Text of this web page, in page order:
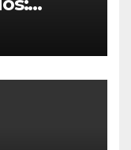
sin